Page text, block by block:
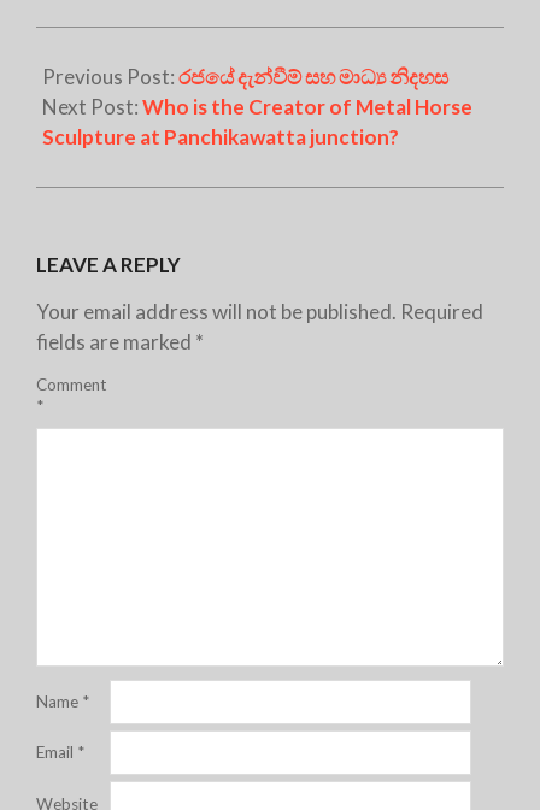
Previous Post:රජයේ දැන්වීම් සහ මාධ්‍ය නිදහස
Next Post:Who is the Creator of Metal Horse
Sculpture at Panchikawatta junction?
LEAVE A REPLY
Your email address will not be published. Required
fields are marked *
Comment
*
Name *
Email *
Website